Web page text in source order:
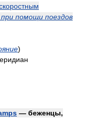
помощи поездов
)
— беженцы,